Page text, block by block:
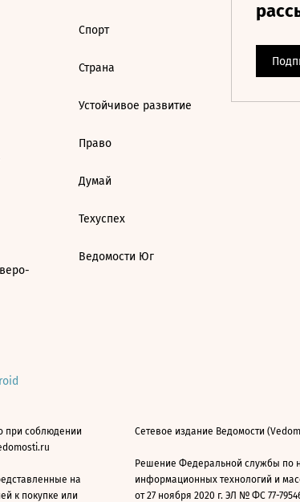
Спорт
Страна
Устойчивое развитие
Право
Думай
Техуспех
Ведомости Юг
при соблюдении
на
к покупке или
Сетевое издание Ведомости
Решение Федеральной службы по
информационных технологий и
от 27 ноября 2020 г. ЭЛ № ФС 77-